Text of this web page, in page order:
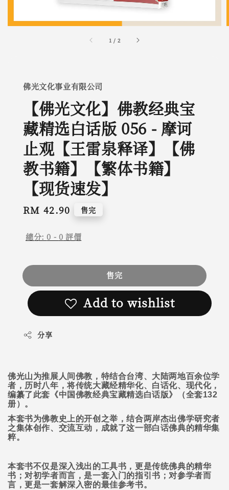
1 / 2
佛光文化事业有限公司
【佛光文化】佛教经典宝
藏精选白话版 056 - 摩诃
止观【王雷泉释译】【佛
教书籍】【繁体书籍】
【现货速发】
Regular
RM 42.90 售完
總分:0 - 0 評價
售完
Add to wishlist
分享
佛光山为推展人间佛教，特结合台湾、大陆两地百余位学
者，历时八年，将传统大藏经精华化、白话化、现代化，
编纂了此套《中国佛教经典宝藏精选白话版》（全套132
册）。
本套书为佛教史上的开创之举，结合两岸杰出佛学研究者
之集体创作、交流互动，成就了这一部白话佛典的精华集
粹。
本套书不仅是深入浅出的工具书，更是传统佛典的精华
书；对初学者而言，是一套入门的指引书；对参学者而
言，更是一套解深入密的最佳参考书。